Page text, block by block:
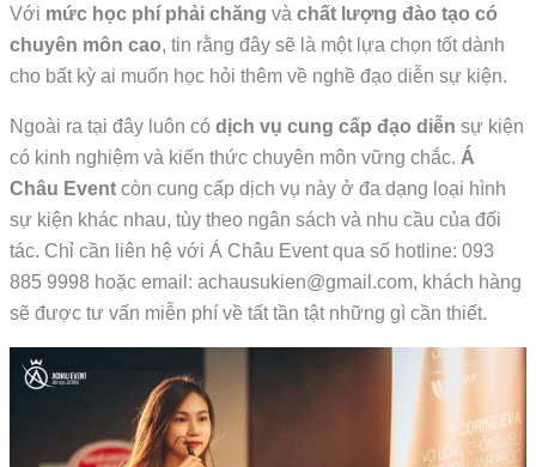
Với mức học phí phải chăng vàchất lượng đào tạo có
chuyên môn cao, tin rằng đây sẽ là một lựa chọn tốt dành
cho bất kỳ ai muốn học hỏi thêm về nghề đạo diễn sự kiện.
Ngoài ra tại đây luôn códịch vụ cung cấp đạo diễn sự kiện
có kinh nghiệm và kiến thức chuyên môn vững chắc. Á
Châu Event còn cung cấp dịch vụ này ở đa dạng loại hình
sự kiện khác nhau, tùy theo ngân sách và nhu cầu của đối
tác. Chỉ cần liên hệ với Á Châu Event qua số hotline: 093
885 9998 hoặc email: achausukien@gmail.com, khách hàng
sẽ được tư vấn miễn phí về tất tần tật những gì cần thiết.